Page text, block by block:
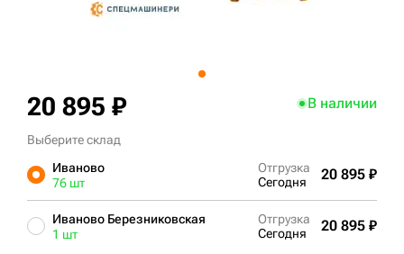
20 895 ₽ В наличии
Выберите склад
Иваново
76 шт
Отгрузка
Сегодня
20 895 ₽
Иваново Березниковская
1 шт
Отгрузка
Сегодня
20 895 ₽
sksale@skdst.ru